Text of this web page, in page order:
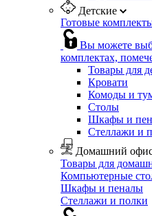
Детские
Готовые
Вы можете
комплектах,
Товары для
Кровати
Комоды и
Столы
Шкафы и
Стеллажи и
Домашний
Товары для
Компьютерные
Шкафы и пеналы
Стеллажи и полки